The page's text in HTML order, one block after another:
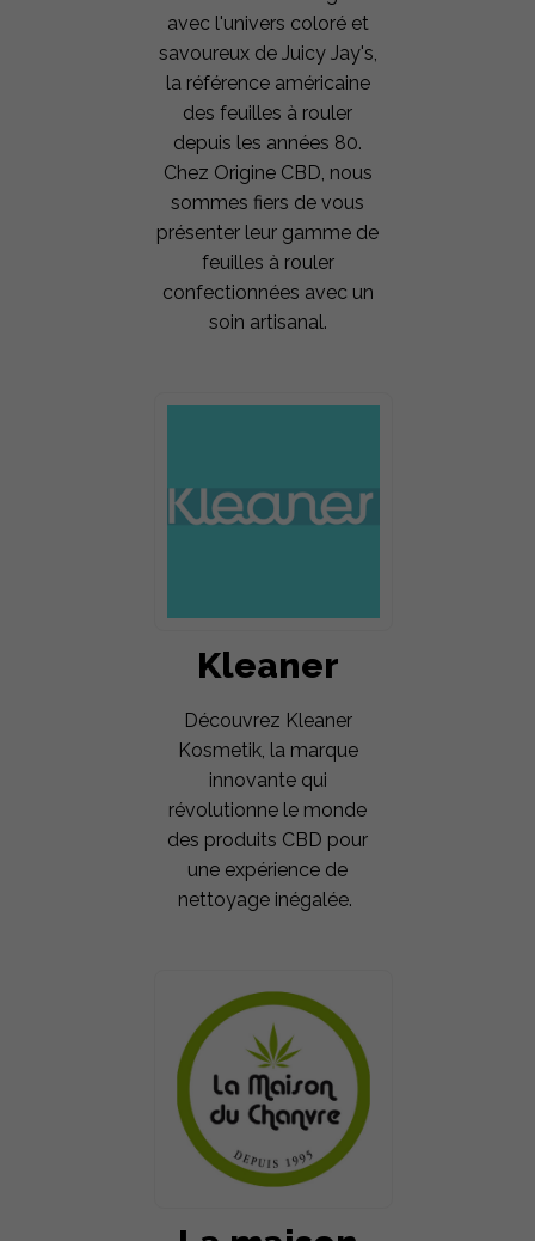
avec l'univers coloré et
savoureux de Juicy Jay's,
la référence américaine
des feuilles à rouler
depuis les années 80.
Chez Origine CBD, nous
sommes fiers de vous
présenter leur gamme de
feuilles à rouler
confectionnées avec un
soin artisanal.
Kleaner
Découvrez Kleaner
Kosmetik, la marque
innovante qui
révolutionne le monde
des produits CBD pour
une expérience de
nettoyage inégalée.